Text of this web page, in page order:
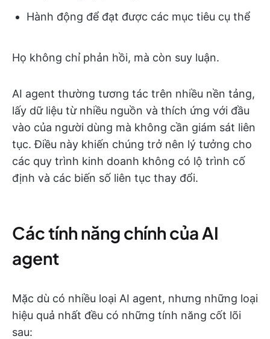
Hành động để đạt được các mục tiêu cụ thể
Họ không chỉ phản hồi, mà còn suy luận.
AI agent thường tương tác trên nhiều nền tảng,
lấy dữ liệu từ nhiều nguồn và thích ứng với đầu
vào của người dùng mà không cần giám sát liên
tục. Điều này khiến chúng trở nên lý tưởng cho
các quy trình kinh doanh không có lộ trình cố
định và các biến số liên tục thay đổi.
Các tính năng chính của AI
agent
Mặc dù có nhiều loại AI agent, nhưng những loại
hiệu quả nhất đều có những tính năng cốt lõi
sau: